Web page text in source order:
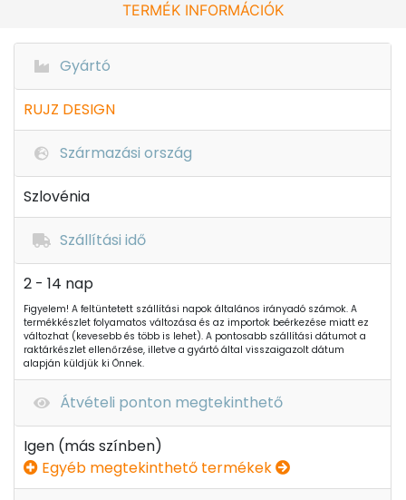
TERMÉK INFORMÁCIÓK
Gyártó
RUJZ DESIGN
Származási ország
Szlovénia
Szállítási idő
2 - 14 nap
Figyelem! A feltüntetett szállítási napok általános irányadó számok. A
termékkészlet folyamatos változása és az importok beérkezése miatt ez
változhat (kevesebb és több is lehet). A pontosabb szállítási dátumot a
raktárkészlet ellenőrzése, illetve a gyártó által visszaigazolt dátum
alapján küldjük ki Önnek.
Átvételi ponton megtekinthető
Igen (más színben)
Egyéb megtekinthető termékek